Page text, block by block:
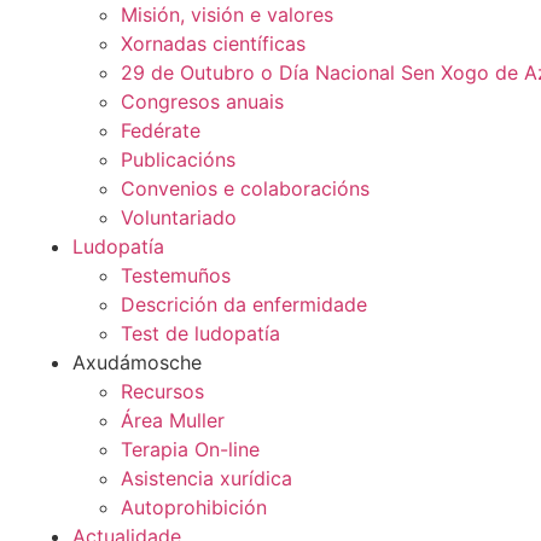
Misión, visión e valores
Xornadas científicas
29 de Outubro o Día Nacional Sen Xogo de
Congresos anuais
Fedérate
Publicacións
Convenios e colaboracións
Voluntariado
Ludopatía
Testemuños
Descrición da enfermidade
Test de ludopatía
Axudámosche
Recursos
Área Muller
Terapia On-line
Asistencia xurídica
Autoprohibición
Actualidade